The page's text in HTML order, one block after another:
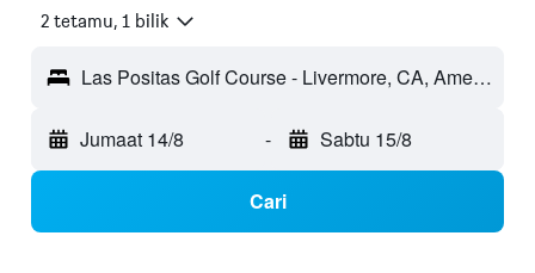
2 tetamu, 1 bilik
Las Positas Golf Course - Livermore, CA, Amerika Syarikat
Jumaat 14/8 - Sabtu 15/8
Cari